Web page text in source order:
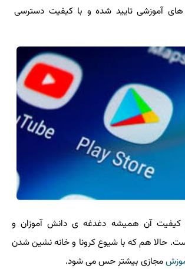
های آموزشی تایید شده و با كیفیت دسترسی
كیفیت آن همیشه دغدغه ی دانش آموزان و
حالا هم كه با شیوع كرونا و خانه نشین شدن
مجازی بیشتر حس می شود.